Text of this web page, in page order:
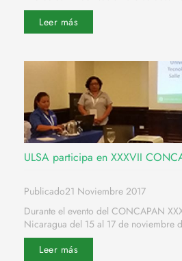
Leer más
ULSA participa en XXXVII
Publicado21 Noviembre 2017
Durante el evento del CONCAPAN
Nicaragua del 15 al 17 de noviembre
Leer más